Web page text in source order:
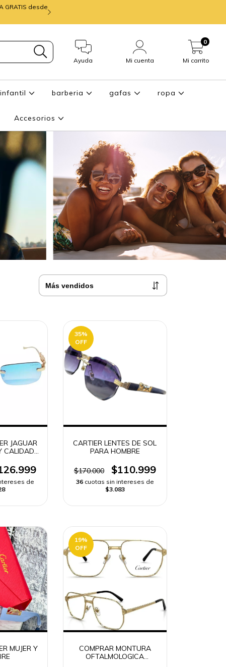
GRATIS desde
Ayuda Mi cuenta Mi carrito
0
infantil barberia gafas ropa
Accesorios
JAGUAR
CALIDAD
de
35%
OFF
CARTIER LENTES DE SOL
PARA HOMBRE
$170.000 $110.999
36 cuotas sin intereses de
$3.083
MUJER Y
19%
OFF
COMPRAR MONTURA
OFTALMOLOGICA